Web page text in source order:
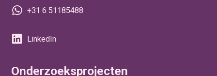
+31 6 51185488
LinkedIn
Onderzoeksprojecten